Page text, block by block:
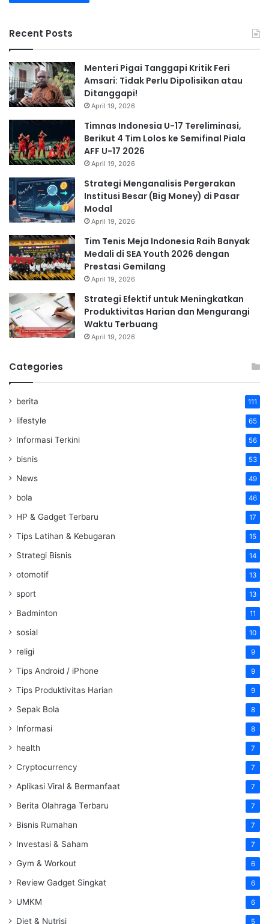
Recent Posts
Menteri Pigai Tanggapi Kritik Feri
Amsari: Tidak Perlu Dipolisikan atau
Ditanggapi!
April 19, 2026
Timnas Indonesia U-17 Tereliminasi,
Berikut 4 Tim Lolos ke Semifinal Piala
AFF U-17 2026
April 19, 2026
Strategi Menganalisis Pergerakan
Institusi Besar (Big Money) di Pasar
Modal
April 19, 2026
Tim Tenis Meja Indonesia Raih Banyak
Medali di SEA Youth 2026 dengan
Prestasi Gemilang
April 19, 2026
Strategi Efektif untuk Meningkatkan
Produktivitas Harian dan Mengurangi
Waktu Terbuang
April 19, 2026
Categories
berita 111
lifestyle 65
Informasi Terkini 56
bisnis 53
News 49
bola 46
HP & Gadget Terbaru 17
Tips Latihan & Kebugaran 15
Strategi Bisnis 14
otomotif 13
sport 13
Badminton 11
sosial 10
religi 9
Tips Android / iPhone 9
Tips Produktivitas Harian 9
Sepak Bola 8
Informasi 8
health 7
Cryptocurrency 7
Aplikasi Viral & Bermanfaat 7
Berita Olahraga Terbaru 7
Bisnis Rumahan 7
Investasi & Saham 7
Gym & Workout 6
Review Gadget Singkat 6
UMKM 6
Diet & Nutrisi 5